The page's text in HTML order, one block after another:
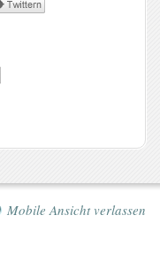
Mobile Ansicht verlassen